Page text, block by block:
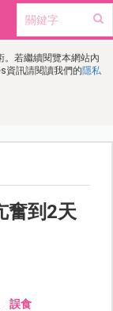
若繼續閱覽本網站內
資訊請閱讀我們的隱私
奮到2天
誤食